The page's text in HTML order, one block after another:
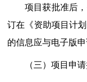
项目获批准后
订在《资助项目计
的信息应与电子版
（三）项目申请